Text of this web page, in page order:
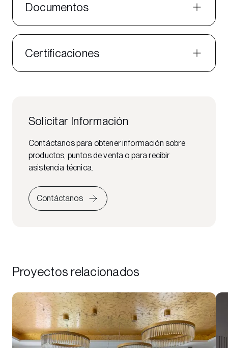
Documentos
Certificaciones
Solicitar Información
Contáctanos para obtener información sobre
productos, puntos de venta o para recibir
asistencia técnica.
Contáctanos
Proyectos relacionados